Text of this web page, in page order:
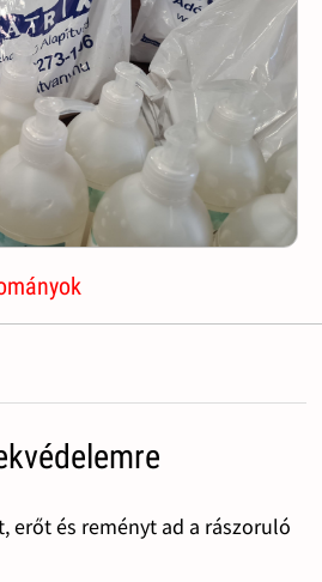
erőt és reményt ad a rászoruló